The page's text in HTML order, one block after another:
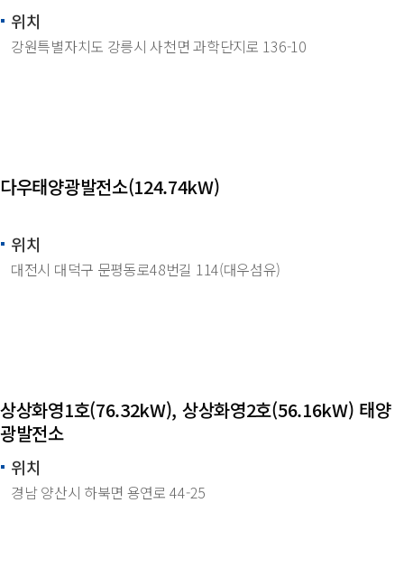
위치
강원특별자치도 강릉시 사천면 과학단지로 136-10
다우태양광발전소(124.74kW)
위치
대전시 대덕구 문평동로48번길 114(대우섬유)
상상화영1호(76.32kW), 상상화영2호(56.16kW) 태양
광발전소
위치
경남 양산시 하북면 용연로 44-25